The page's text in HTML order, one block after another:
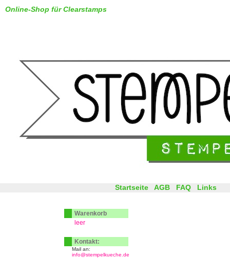
Online-Shop für Clearstamps
Startseite AGB FAQ Links
Warenkorb
leer
Kontakt:
Mail an:
info@stempelkueche.de